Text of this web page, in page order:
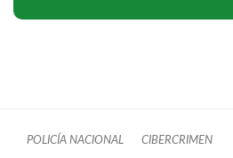
POLICÍA NACIONAL CIBERCRIMEN